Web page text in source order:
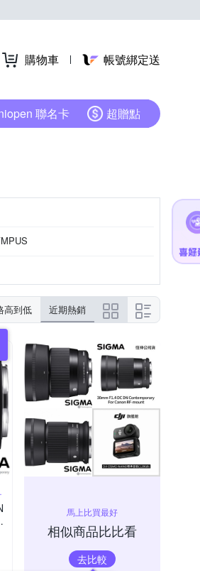
購物車 帳號綁定送
聯名卡 超贈點
高到低 近期熱銷
馬上比買最好
相似商品比比看
去比較